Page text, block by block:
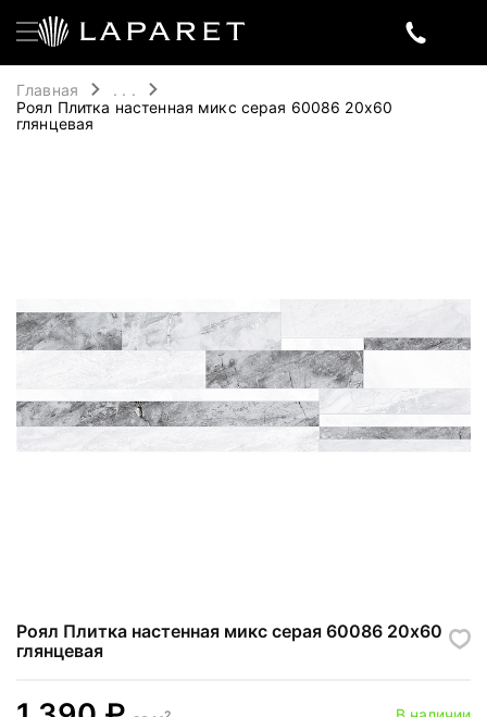
Главная
. . .
Роял Плитка настенная микс серая 60086 20х60
глянцевая
Роял Плитка настенная микс серая 60086 20х60
глянцевая